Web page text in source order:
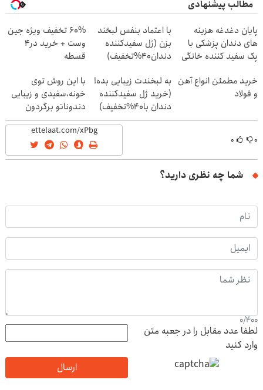
مطالب پیشنهادی
پایان دغدغه هزینه
های دندان پزشکی با
پک سفید کننده خانگی
با اعتماد بنفس لبخند
بزن (ژل سفیدکننده
دندان40%تخفیف)
60% تخفیف ویژه جین
وست + خرید در4
قسطه
خرید مطمئن انواع آهن
و فولاد
به لبخندت زیبایی بده!
(خرید ژل سفیدکننده
دندان با40%تخفیف)
با این روش توی
خونه،سفیدی و زیبایی
دندوناتو برگردون
(40%off)
۰ ۰
شما چه نظری دارید؟
0/400
لطفا عدد مقابل را در جعبه متن
وارد کنید
ارسال